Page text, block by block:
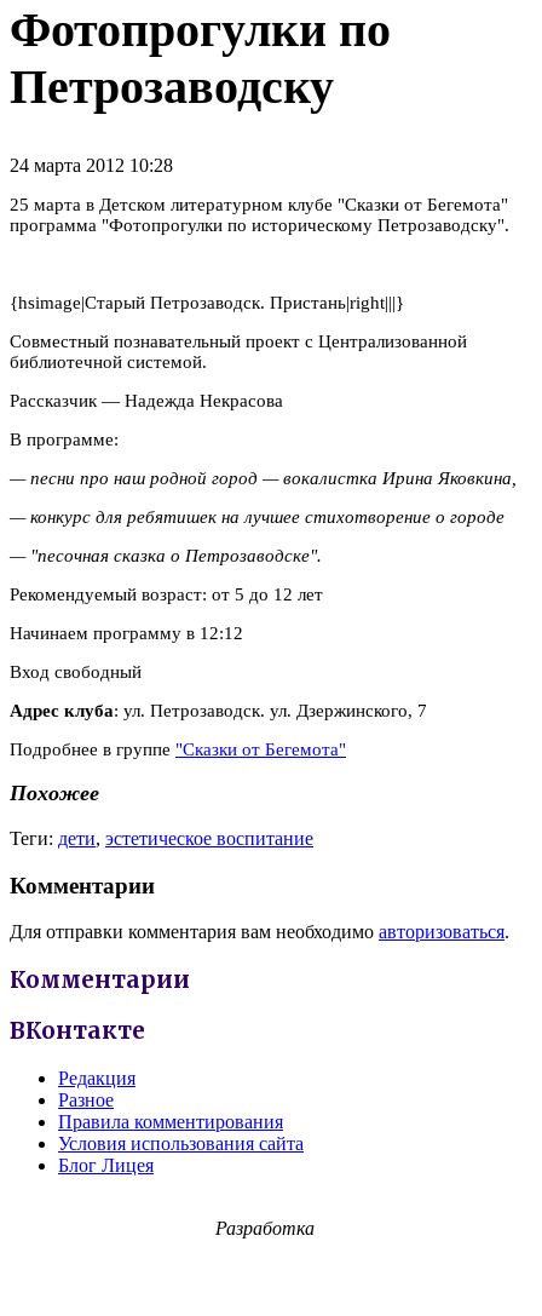
Фотопрогулки по
Петрозаводску
24 марта 2012 10:28
25 марта в Детском литературном клубе "Сказки от Бегемота"
программа "Фотопрогулки по историческому Петрозаводску".
{hsimage|Старый Петрозаводск. Пристань|right|||}
Совместный познавательный проект с Централизованной
библиотечной системой.
Рассказчик — Надежда Некрасова
В программе:
— песни про наш родной город — вокалистка Ирина Яковкина,
— конкурс для ребятишек на лучшее стихотворение о городе
— "песочная сказка о Петрозаводске".
Рекомендуемый возраст: от 5 до 12 лет
Начинаем программу в 12:12
Вход свободный
Адрес клуба: ул. Петрозаводск. ул. Дзержинского, 7
Подробнее в группе "Сказки от Бегемота"
Похожее
Теги: дети, эстетическое воспитание
Комментарии
Для отправки комментария вам необходимо авторизоваться.
Комментарии
ВКонтакте
Редакция
Разное
Правила комментирования
Условия использования сайта
Блог Лицея
Разработка